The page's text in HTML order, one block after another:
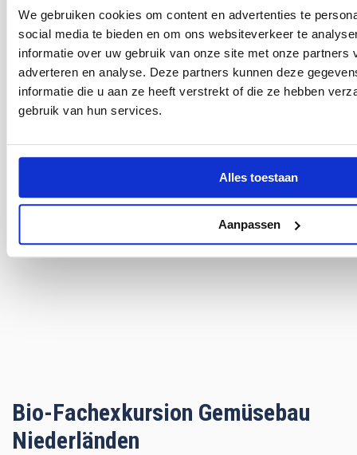
We gebruiken cookies om content en advertenties te
social media te bieden en om ons websiteverkeer te
informatie over uw gebruik van onze site met onze partners
adverteren en analyse. Deze partners kunnen deze
informatie die u aan ze heeft verstrekt of die ze hebben
gebruik van hun services.
Alles toestaan
Aanpassen
Live demonstrations
Datum:Donnerstag, 28. Mai 2026
Uhrzeit:10:00–18:00 Uhr MESZ
Ort:Lelystad
Link zur Veranstaltung
Besuch planen
Bio-Fachexkursion Gemüsebau
Niederländen